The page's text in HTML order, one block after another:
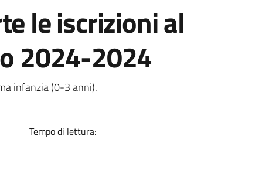
le iscrizioni al
2024-2024
infanzia (0-3 anni).
Tempo di lettura: